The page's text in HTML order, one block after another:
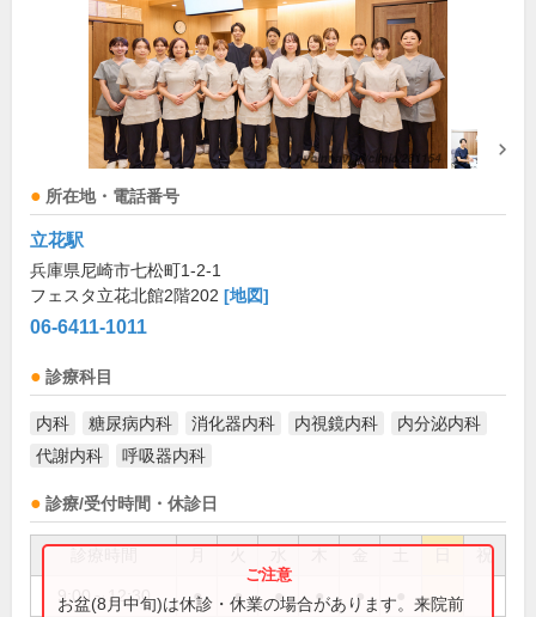
所在地・電話番号
立花駅
兵庫県尼崎市七松町1-2-1
フェスタ立花北館2階202 [地図]
06-6411-1011
診療科目
内科 糖尿病内科 消化器内科 内視鏡内科
内分泌内科
代謝内科
呼吸器内科
診療/受付時間・休診日
祝
9:00～12:30 ● ● ● ● ●
お盆(8月中旬)は休診・休業の場合があります。来院前